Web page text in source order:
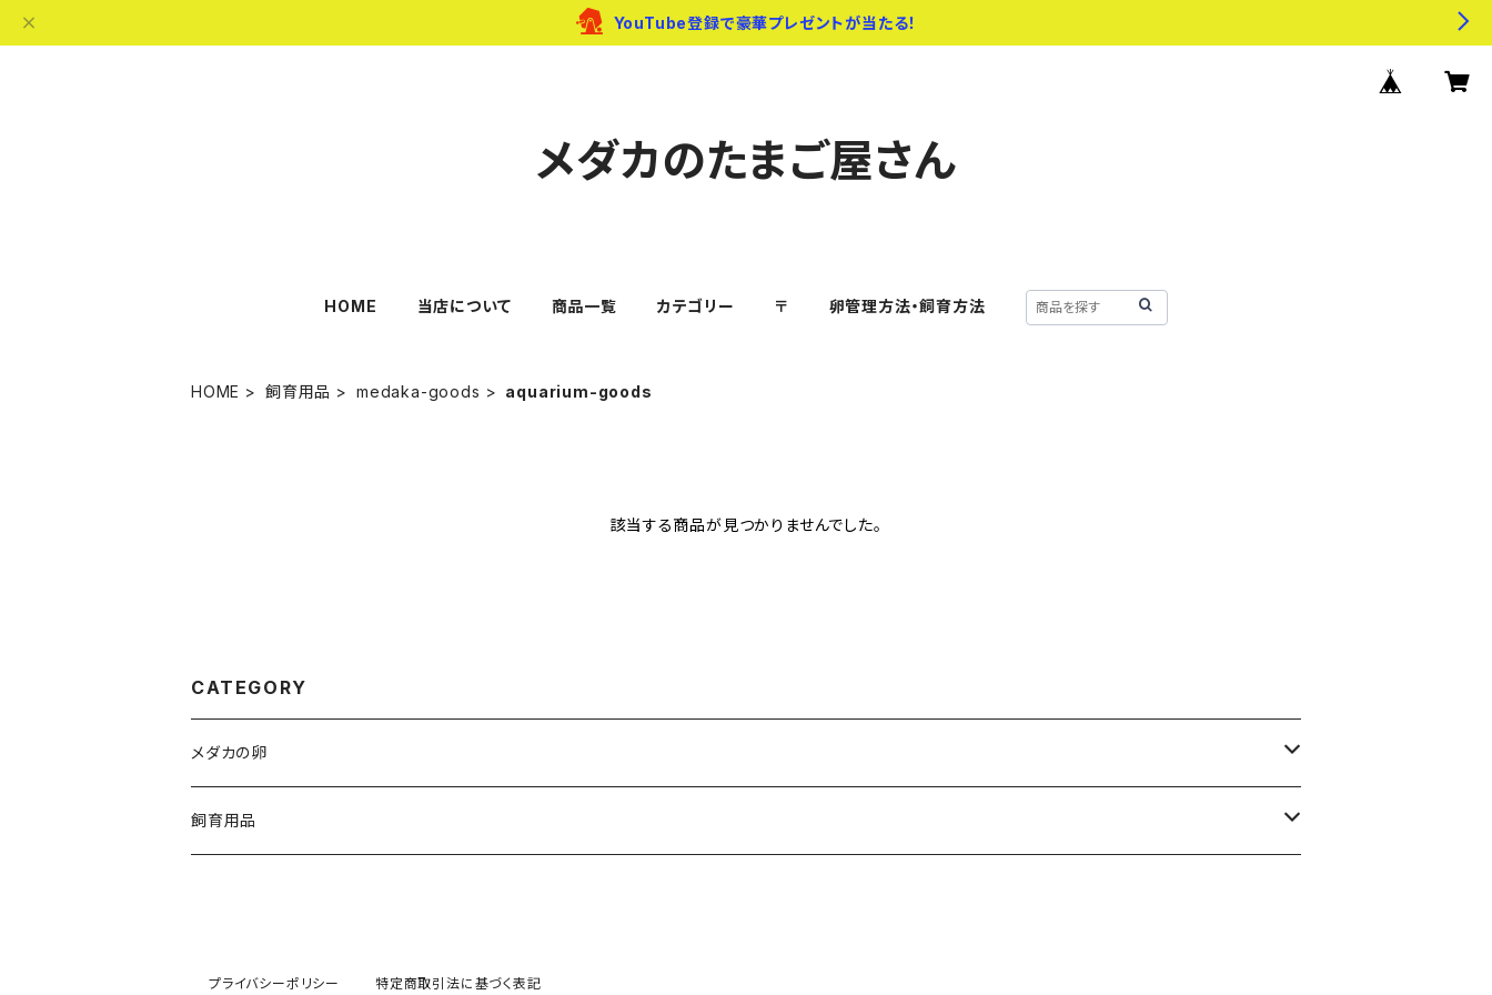
YouTube登録で豪華プレゼントが当たる！
メダカのたまご屋さん
HOME 当店について 商品一覧 カテゴリー 〒 卵管理方法・飼育方法
HOME 飼育用品 medaka-goods aquarium-goods
該当する商品が見つかりませんでした。
CATEGORY
メダカの卵
人気品種
飼育用品
プライバシーポリシー 特定商取引法に基づく表記